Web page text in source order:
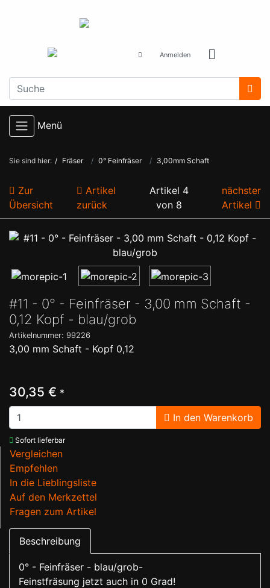
Anmelden
Menü
Sie sind hier: Fräser 0° Feinfräser 3,00mm Schaft
Zur
Übersicht
Artikel
zurück
Artikel 4
von 8
nächster
Artikel
#11 - 0° - Feinfräser - 3,00 mm Schaft -
0,12 Kopf - blau/grob
Artikelnummer: 99226
3,00 mm Schaft - Kopf 0,12
30,35 € *
In den Warenkorb
Sofort lieferbar
Vergleichen
Empfehlen
In die Lieblingsliste
Auf den Merkzettel
Fragen zum Artikel
Beschreibung
0° - Feinfräser - blau/grob-
Feinstfräsung jetzt auch in 0 Grad!